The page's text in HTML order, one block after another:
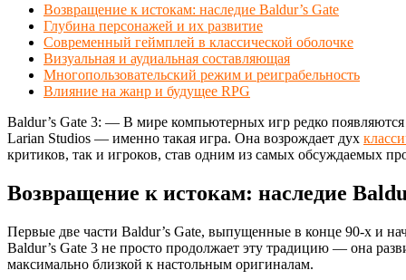
Возвращение к истокам: наследие Baldur’s Gate
Глубина персонажей и их развитие
Современный геймплей в классической оболочке
Визуальная и аудиальная составляющая
Многопользовательский режим и реиграбельность
Влияние на жанр и будущее RPG
Baldur’s Gate 3: — В мире компьютерных игр редко
Larian Studios — именно такая игра. Она возрождает дух
критиков, так и игроков, став одним из самых обсуждаемых
Возвращение к истокам: наследие
Первые две части Baldur’s Gate, выпущенные в конце 90-х и
Baldur’s Gate 3 не просто продолжает эту традицию — она
максимально близкой к настольным оригиналам.